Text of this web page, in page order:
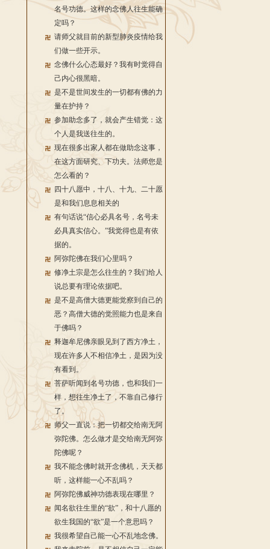
名号功德。这样的念佛人往生能确
定吗？
请师父就目前的新型肺炎疫情给我
们做一些开示。
念佛什么心态最好？我有时觉得自
己内心很黑暗。
是不是世间发生的一切都有佛的力
量在护持？
参加助念多了，就会产生错觉：这
个人是我送往生的。
现在很多出家人都在做助念这事，
在这方面研究、下功夫。法师您是
怎么看的？
四十八愿中，十八、十九、二十愿
是和我们息息相关的
有句话说“信心必具名号，名号未
必具真实信心。”我觉得也是有依
据的。
阿弥陀佛在我们心里吗？
修净土宗是怎么往生的？我们给人
说总要有理论依据吧。
是不是高僧大德更能觉察到自己的
恶？高僧大德的觉照能力也是来自
于佛吗？
释迦牟尼佛亲眼见到了西方净土，
现在许多人不相信净土，是因为没
有看到。
菩萨听闻到名号功德，也和我们一
样，想往生净土了，不靠自己修行
了。
师父一直说：把一切都交给南无阿
弥陀佛。怎么做才是交给南无阿弥
陀佛呢？
我不能念佛时就开念佛机，天天都
听，这样能一心不乱吗？
阿弥陀佛威神功德表现在哪里？
闻名欲往生里的“欲”，和十八愿的
欲生我国的“欲”是一个意思吗？
我很希望自己能一心不乱地念佛。